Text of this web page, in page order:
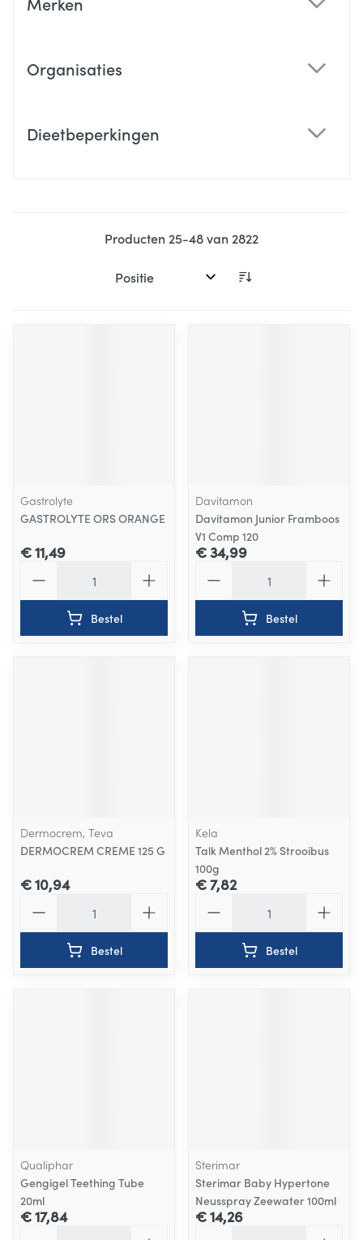
Organisaties
Dieetbeperkingen
Producten 25-48van 2822
Sorteer op:
Gastrolyte
GASTROLYTE ORS ORANGE
€ 11,49
Bestel
Davitamon
Davitamon Junior Framboos
V1 Comp 120
€ 34,99
Bestel
Dermocrem, Teva
DERMOCREM CREME 125 G
€ 10,94
Bestel
Kela
Talk Menthol 2% Strooibus
100g
€ 7,82
Bestel
Qualiphar
Gengigel Teething Tube
20ml
€ 17,84
Sterimar
Sterimar Baby Hypertone
Neusspray Zeewater 100ml
€ 14,26